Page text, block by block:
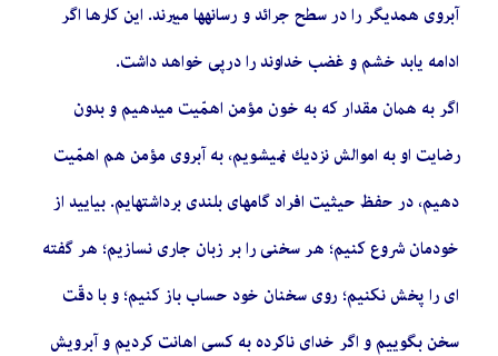
آبروی همدیگر را در سطح جرائد و رسانهها میبرند. این كارها اگر
ادامه یابد خشم و غضب خداوند را درپی خواهد داشت.
اگر به همان مقدار كه به خون مؤمن اهمّیت میدهیم و بدون
رضایت او به اموالش نزدیك نمیشویم، به آبروی مؤمن هم اهمّیت
دهیم، در حفظ حیثیت افراد گامهای بلندی برداشتهایم. بیایید از
خودمان شروع كنیم؛ هر سخنی را بر زبان جاری نسازیم؛ هر گفته
ای را پخش نكنیم؛ روی سخنان خود حساب باز كنیم؛ و با دقّت
سخن بگوییم و اگر خدای ناكرده به كسی اهانت كردیم و آبرویش